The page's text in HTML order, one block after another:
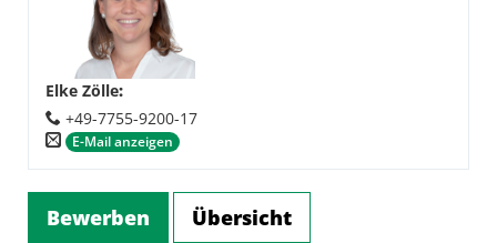
Elke Zölle:
+49-7755-9200-17
E-Mail anzeigen
Bewerben Übersicht